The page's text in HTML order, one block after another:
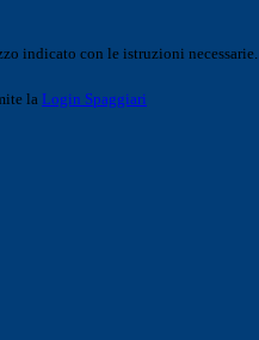
indicato con le istruzioni necessarie.
la Login Spaggiari